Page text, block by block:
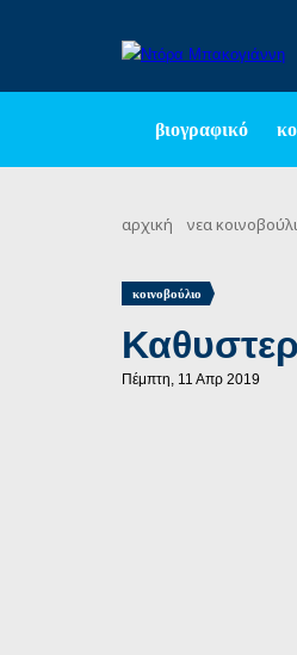
βιογραφικό
αρχική νεα
κοινοβούλιο
Πέμπτη, 11 Απρ 2019